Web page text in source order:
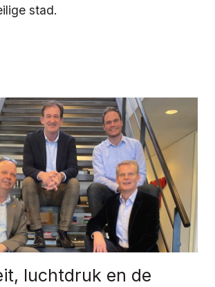
stad.
luchtdruk en de